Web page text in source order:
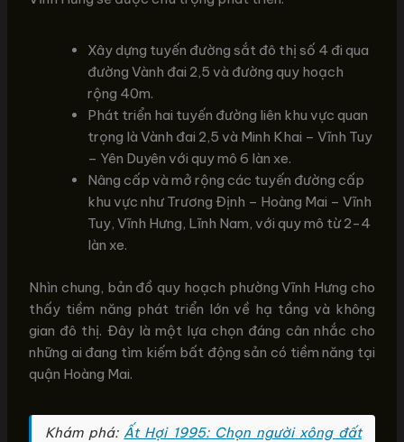
Xây dựng tuyến đường sắt đô thị số 4 đi qua
đường Vành đai 2,5 và đường quy hoạch
rộng 40m.
Phát triển hai tuyến đường liên khu vực quan
trọng là Vành đai 2,5 và Minh Khai – Vĩnh Tuy
– Yên Duyên với quy mô 6 làn xe.
Nâng cấp và mở rộng các tuyến đường cấp
khu vực như Trương Định – Hoàng Mai – Vĩnh
Tuy, Vĩnh Hưng, Lĩnh Nam, với quy mô từ 2-4
làn xe.
Nhìn chung, bản đồ quy hoạch phường Vĩnh Hưng cho
thấy tiềm năng phát triển lớn về hạ tầng và không
gian đô thị. Đây là một lựa chọn đáng cân nhắc cho
những ai đang tìm kiếm bất động sản có tiềm năng tại
quận Hoàng Mai.
Khám phá: Ất Hợi 1995: Chọn người xông đất